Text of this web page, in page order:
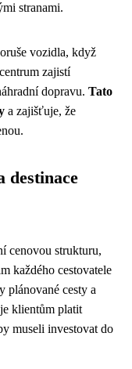
stranami.
vozidla, když
zajistí
dopravu. Tato
a zajišťuje, že
destinace
cenovou strukturu,
každého cestovatele
plánované cesty a
klientům platit
museli investovat do